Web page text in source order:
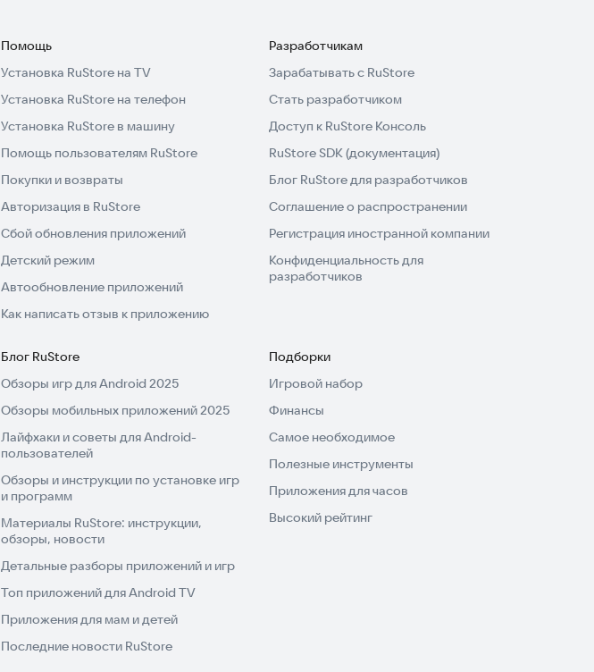
Помощь
Установка RuStore на TV
Установка RuStore на телефон
Установка RuStore в машину
Помощь пользователям RuStore
Покупки и возвраты
Авторизация в RuStore
Сбой обновления приложений
Детский режим
Автообновление приложений
Как написать отзыв к приложению
Разработчикам
Зарабатывать с RuStore
Стать разработчиком
Доступ к RuStore Консоль
RuStore SDK (документация)
Блог RuStore для разработчиков
Соглашение о распространении
Регистрация иностранной компании
Конфиденциальность для
разработчиков
Блог RuStore
Обзоры игр для Android 2025
Обзоры мобильных приложений 2025
Лайфхаки и советы для Android-
пользователей
Обзоры и инструкции по установке игр
и программ
Материалы RuStore: инструкции,
обзоры, новости
Детальные разборы приложений и игр
Топ приложений для Android TV
Приложения для мам и детей
Последние новости RuStore
Подборки
Игровой набор
Финансы
Самое необходимое
Полезные инструменты
Приложения для часов
Высокий рейтинг